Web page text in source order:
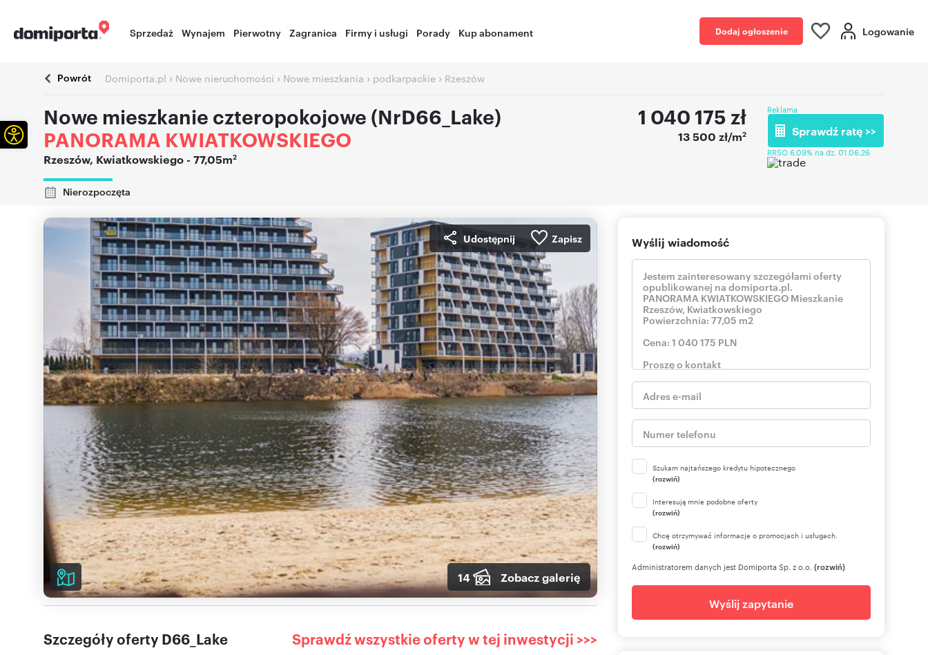
Sprzedaż Wynajem Pierwotny Zagranica Firmy i usługi Porady Kup abonament Dodaj ogłoszenie Logowanie
Powrót Domiporta.pl › Nowe nieruchomości › Nowe mieszkania › podkarpackie › Rzeszów
Nowe mieszkanie czteropokojowe (NrD66_Lake)
PANORAMA KWIATKOWSKIEGO
Rzeszów, Kwiatkowskiego - 77,05m2
Nierozpoczęta
1 040 175 zł
13 500 zł/m2
Reklama
Sprawdź ratę >>
RRSO 6,09% na dz. 01.06.26
Udostępnij Zapisz
14 Zobacz galerię
Szczegóły oferty D66_Lake Sprawdź wszystkie oferty w tej inwestycji >>>
Wyślij wiadomość
Szukam najtańszego kredytu hipotecznego
(rozwiń)
Interesują mnie podobne oferty
(rozwiń)
Chcę otrzymywać informacje o promocjach i usługach.
(rozwiń)
Administratorem danych jest Domiporta Sp. z o.o. (rozwiń)
Wyślij zapytanie
Otwórz pasek narzędzi